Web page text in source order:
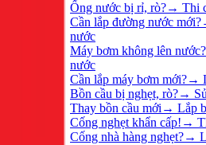
Ống nước bị rỉ, rò?→ Thi
Cần lắp đường nước mới?
nước
Máy bơm không lên nước?
nước
Cần lắp máy bơm mới?→
Bồn cầu bị nghẹt, rò?→
Thay bồn cầu mới → Lắp
Cống nghẹt khẩn cấp! →
Cống nhà hàng nghẹt?→